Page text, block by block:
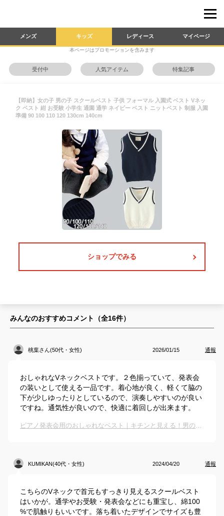
メンズ キッズ レディース マイページ
本ページはプロモーションを含みます
受付中 人気アイテム 特集記事
【即納】女の子 男の子 スクールベスト 子供 フォーマル 入園式 ベスト Vネッ
ク ベスト 紺 お受験 小学生 通園 通学 ネイビー ベスト ニットベスト 制服 入園
準備 90 100 110 120 130cm 140cm
ショップでみる
みんなのおすすめコメント（全16件）
桃葉さん(50代・女性) 2026/01/15 通報
おしゃれなVネックベストです。２色揃っていて、発表会
の装いとして使える一品です。着心地が良く、軽くて脇の
下が少しゆったりとしているので、演奏しやすいのが良い
ですね。通気性が良いので、快適に着回しが出来ます。
ピアノ発表会用のおしゃれなベスト｜キチンと見える！男の子向けベストのおすすめは？
KUMIKAN(40代・女性) 2024/04/20 通報
こちらのVネックで首元もすっきり見えるスクールベスト
はいかが。通学やお受験・発表会などにも重宝し、綿100
%で肌触りもいいです。落ち着いたデザインでサイズも豊